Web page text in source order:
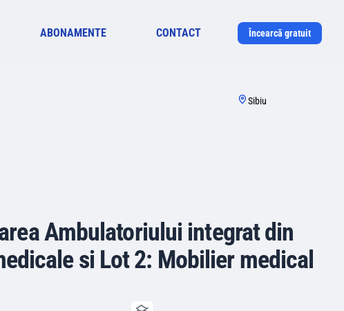
ABONAMENTE CONTACT Încearcă gratuit
Sibiu
Ambulatoriului integrat din
si Lot 2: Mobilier medical